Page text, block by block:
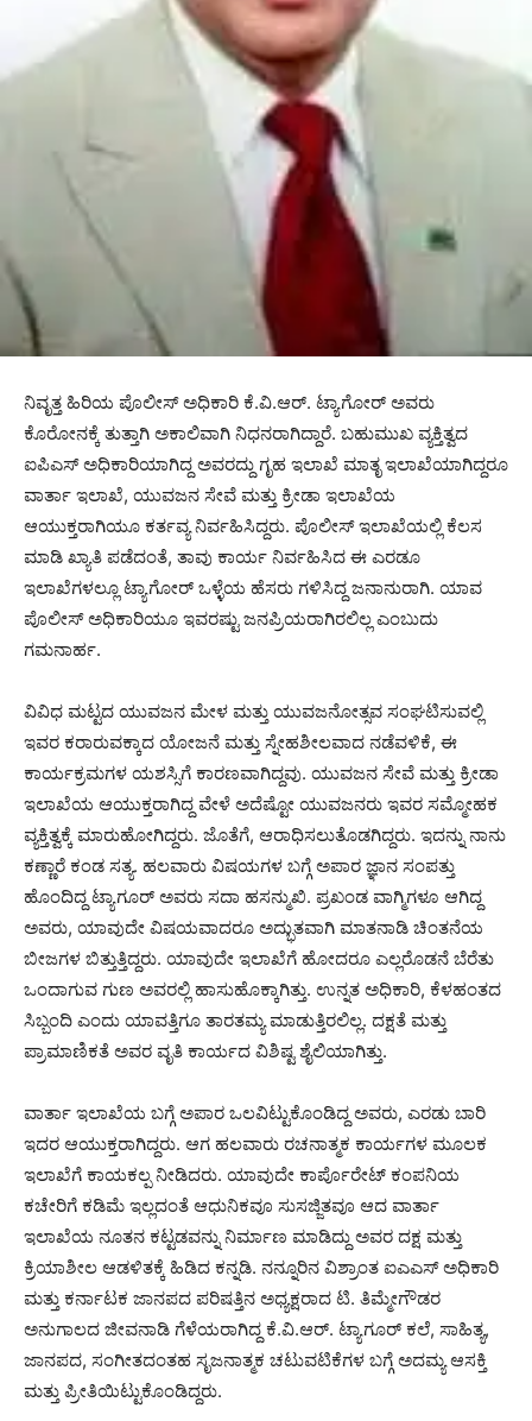
ನಿವೃತ್ತ ಹಿರಿಯ ಪೊಲೀಸ್ ಅಧಿಕಾರಿ ಕೆ.ವಿ.ಆರ್. ಟ್ಯಾಗೋರ್ ಅವರು
ಕೊರೋನಕ್ಕೆ ತುತ್ತಾಗಿ ಅಕಾಲಿವಾಗಿ ನಿಧನರಾಗಿದ್ದಾರೆ. ಬಹುಮುಖ ವ್ಯಕ್ತಿತ್ವದ
ಐಪಿಎಸ್ ಅಧಿಕಾರಿಯಾಗಿದ್ದ ಅವರದ್ದು ಗೃಹ ಇಲಾಖೆ ಮಾತೃ ಇಲಾಖೆಯಾಗಿದ್ದರೂ
ವಾರ್ತಾ ಇಲಾಖೆ, ಯುವಜನ ಸೇವೆ ಮತ್ತು ಕ್ರೀಡಾ ಇಲಾಖೆಯ
ಆಯುಕ್ತರಾಗಿಯೂ ಕರ್ತವ್ಯ ನಿರ್ವಹಿಸಿದ್ದರು. ಪೊಲೀಸ್ ಇಲಾಖೆಯಲ್ಲಿ ಕೆಲಸ
ಮಾಡಿ ಖ್ಯಾತಿ ಪಡೆದಂತೆ, ತಾವು ಕಾರ್ಯ ನಿರ್ವಹಿಸಿದ ಈ ಎರಡೂ
ಇಲಾಖೆಗಳಲ್ಲೂ ಟ್ಯಾಗೋರ್ ಒಳ್ಳೆಯ ಹೆಸರು ಗಳಿಸಿದ್ದ ಜನಾನುರಾಗಿ. ಯಾವ
ಪೊಲೀಸ್ ಅಧಿಕಾರಿಯೂ ಇವರಷ್ಟು ಜನಪ್ರಿಯರಾಗಿರಲಿಲ್ಲ ಎಂಬುದು
ಗಮನಾರ್ಹ.
ವಿವಿಧ ಮಟ್ಟದ ಯುವಜನ ಮೇಳ ಮತ್ತು ಯುವಜನೋತ್ಸವ ಸಂಘಟಿಸುವಲ್ಲಿ
ಇವರ ಕರಾರುವಕ್ಕಾದ ಯೋಜನೆ ಮತ್ತು ಸ್ನೇಹಶೀಲವಾದ ನಡೆವಳಿಕೆ, ಈ
ಕಾರ್ಯಕ್ರಮಗಳ ಯಶಸ್ಸಿಗೆ ಕಾರಣವಾಗಿದ್ದವು. ಯುವಜನ ಸೇವೆ ಮತ್ತು ಕ್ರೀಡಾ
ಇಲಾಖೆಯ ಆಯುಕ್ತರಾಗಿದ್ದ ವೇಳೆ ಅದೆಷ್ಟೋ ಯುವಜನರು ಇವರ ಸಮ್ಮೋಹಕ
ವ್ಯಕ್ತಿತ್ವಕ್ಕೆ ಮಾರುಹೋಗಿದ್ದರು. ಜೊತೆಗೆ, ಆರಾಧಿಸಲುತೊಡಗಿದ್ದರು. ಇದನ್ನು ನಾನು
ಕಣ್ಣಾರೆ ಕಂಡ ಸತ್ಯ. ಹಲವಾರು ವಿಷಯಗಳ ಬಗ್ಗೆ ಅಪಾರ ಜ್ಞಾನ ಸಂಪತ್ತು
ಹೊಂದಿದ್ದ ಟ್ಯಾಗೂರ್ ಅವರು ಸದಾ ಹಸನ್ಮುಖಿ. ಪ್ರಖಂಡ ವಾಗ್ಮಿಗಳೂ ಆಗಿದ್ದ
ಅವರು, ಯಾವುದೇ ವಿಷಯವಾದರೂ ಅದ್ಭುತವಾಗಿ ಮಾತನಾಡಿ ಚಿಂತನೆಯ
ಬೀಜಗಳ ಬಿತ್ತುತ್ತಿದ್ದರು. ಯಾವುದೇ ಇಲಾಖೆಗೆ ಹೋದರೂ ಎಲ್ಲರೊಡನೆ ಬೆರೆತು
ಒಂದಾಗುವ ಗುಣ ಅವರಲ್ಲಿ ಹಾಸುಹೊಕ್ಕಾಗಿತ್ತು. ಉನ್ನತ ಅಧಿಕಾರಿ, ಕೆಳಹಂತದ
ಸಿಬ್ಬಂದಿ ಎಂದು ಯಾವತ್ತಿಗೂ ತಾರತಮ್ಯ ಮಾಡುತ್ತಿರಲಿಲ್ಲ. ದಕ್ಷತೆ ಮತ್ತು
ಪ್ರಾಮಾಣಿಕತೆ ಅವರ ವೃತಿ ಕಾರ್ಯದ ವಿಶಿಷ್ಟ ಶೈಲಿಯಾಗಿತ್ತು.
ವಾರ್ತಾ ಇಲಾಖೆಯ ಬಗ್ಗೆ ಅಪಾರ ಒಲವಿಟ್ಟುಕೊಂಡಿದ್ದ ಅವರು, ಎರಡು ಬಾರಿ
ಇದರ ಆಯುಕ್ತರಾಗಿದ್ದರು. ಆಗ ಹಲವಾರು ರಚನಾತ್ಮಕ ಕಾರ್ಯಗಳ ಮೂಲಕ
ಇಲಾಖೆಗೆ ಕಾಯಕಲ್ಪ ನೀಡಿದರು. ಯಾವುದೇ ಕಾರ್ಪೊರೇಟ್ ಕಂಪನಿಯ
ಕಚೇರಿಗೆ ಕಡಿಮೆ ಇಲ್ಲದಂತೆ ಆಧುನಿಕವೂ ಸುಸಜ್ಜಿತವೂ ಆದ ವಾರ್ತಾ
ಇಲಾಖೆಯ ನೂತನ ಕಟ್ಟಡವನ್ನು ನಿರ್ಮಾಣ‌ ಮಾಡಿದ್ದು ಅವರ ದಕ್ಷ ಮತ್ತು
ಕ್ರಿಯಾಶೀಲ ಆಡಳಿತಕ್ಕೆ ಹಿಡಿದ ಕನ್ನಡಿ. ನನ್ನೂರಿನ ವಿಶ್ರಾಂತ ಐಎಎಸ್ ಅಧಿಕಾರಿ
ಮತ್ತು ಕರ್ನಾಟಕ ಜಾನಪದ ಪರಿಷತ್ತಿನ ಅಧ್ಯಕ್ಷರಾದ ಟಿ. ತಿಮ್ಮೇಗೌಡರ
ಅನುಗಾಲದ ಜೀವನಾಡಿ ಗೆಳೆಯರಾಗಿದ್ದ ಕೆ.ವಿ.ಆರ್. ಟ್ಯಾಗೂರ್ ಕಲೆ, ಸಾಹಿತ್ಯ,
ಜಾನಪದ, ಸಂಗೀತದಂತಹ ಸೃಜನಾತ್ಮಕ ಚಟುವಟಿಕೆಗಳ ಬಗ್ಗೆ ಅದಮ್ಯ ಆಸಕ್ತಿ
ಮತ್ತು ಪ್ರೀತಿಯಿಟ್ಟುಕೊಂಡಿದ್ದರು.